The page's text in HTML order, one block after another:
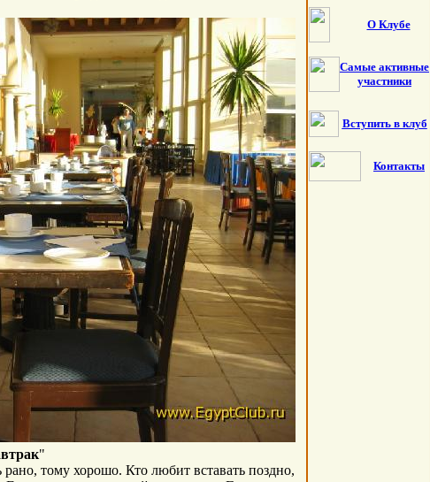
"
тому хорошо. Кто любит вставать поздно,
О Клубе
Самые активные
участники
Вступить в клуб
Контакты